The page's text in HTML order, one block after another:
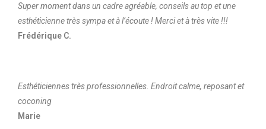
Super moment dans un cadre agréable, conseils au top et une
esthéticienne très sympa et à l’écoute ! Merci et à très vite !!!
Frédérique C.
Esthéticiennes très professionnelles. Endroit calme, reposant et
coconing
Marie